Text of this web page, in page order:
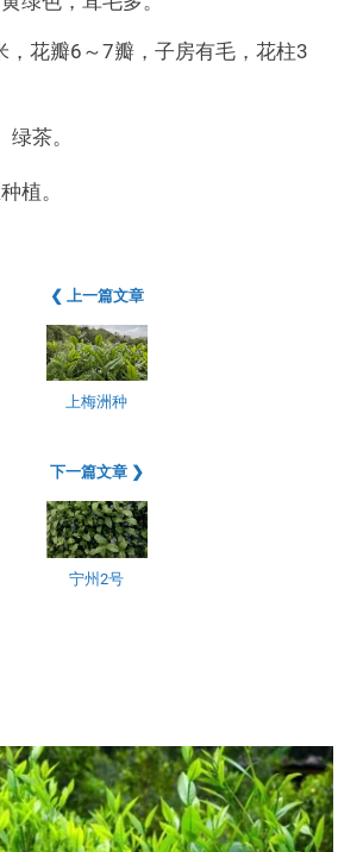
，花瓣6～7瓣，子房有毛，花柱3
茶。
植。
❮ 上一篇文章
上梅洲种
下一篇文章 ❯
宁州2号